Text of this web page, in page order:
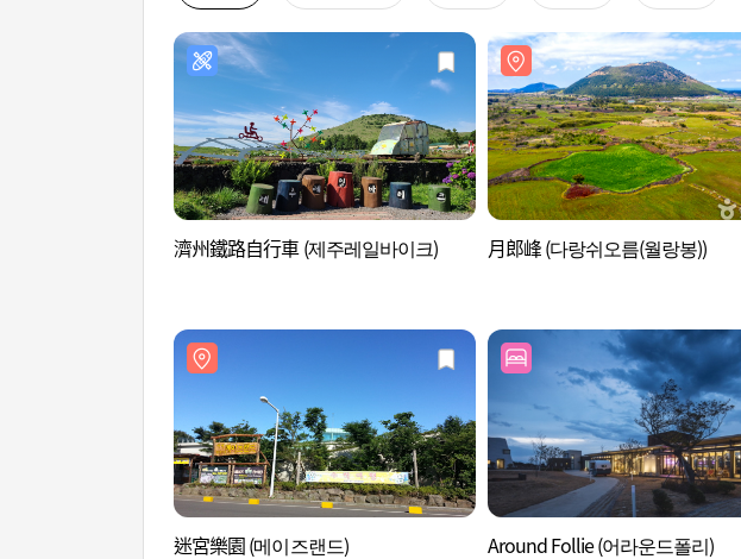
濟州鐵路自行車 (제주레일바이크) 月郎峰 (다랑쉬오름(월랑봉))
迷宮樂園 (메이즈랜드) Around Follie (어라운드폴리)